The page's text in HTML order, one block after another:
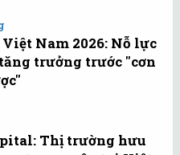
Nam 2026: Nỗ lực
trưởng trước "cơn
Thị trường hưu